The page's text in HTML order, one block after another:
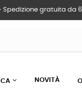
- Spedizione gratuita da
NOVITÀ